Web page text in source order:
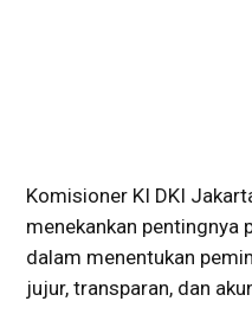
Komisioner KI DKI
menekankan
dalam menentukan
jujur, transparan, dan